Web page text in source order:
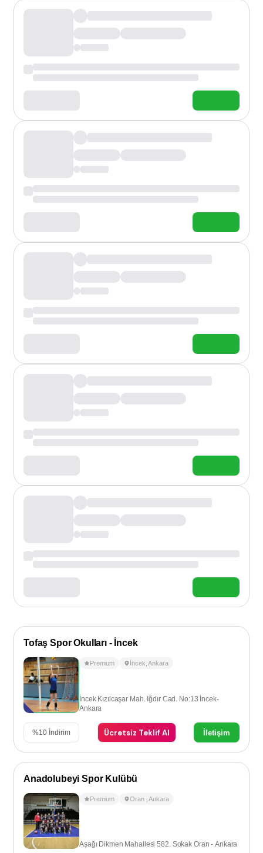
Tofaş Spor Okulları - İncek
Premium İncek ,Ankara
İncek Kızılcaşar Mah. Iğdır Cad. No:13 İncek-
Ankara
%10 İndirim Ücretsiz Teklif Al İletişim
Anadolubeyi Spor Kulübü
Premium Oran ,Ankara
Aşağı Dikmen Mahallesi 582. Sokak Oran - Ankara